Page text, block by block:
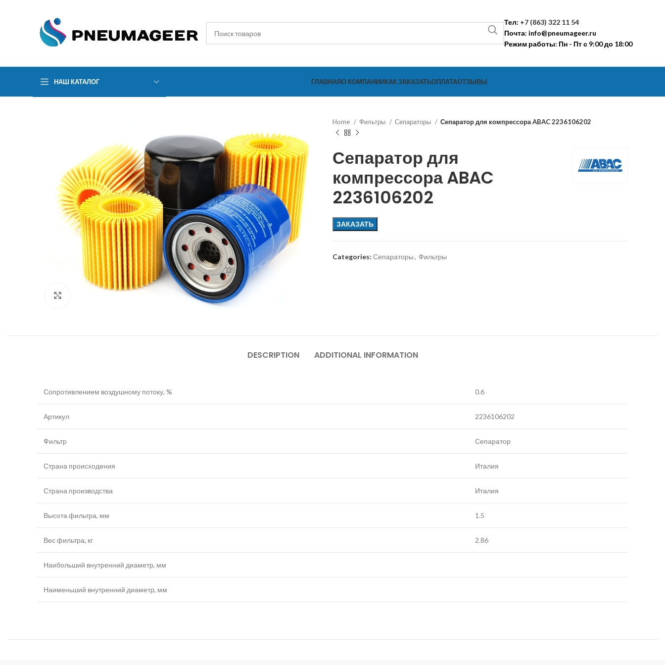
Тел: +7 (863) 322 11 54
Почта: info@pneumageer.ru
Режим работы: Пн - Пт с 9:00 до 18:00
НАШ КАТАЛОГ ГЛАВНАЯО КОМПАНИИКАК ЗАКАЗАТЬОПЛАТАОТЗЫВЫ
Home Фильтры Сепараторы Сепаратор для компрессора ABAC 2236106202
Сепаратор для
компрессора ABAC
2236106202
ЗАКАЗАТЬ
Categories: Сепараторы, Фильтры
DESCRIPTION ADDITIONAL INFORMATION
Сопротивлением воздушному потоку, % 0.6
Артикул 2236106202
Фильтр Сепаратор
Страна происходения Италия
Страна производства Италия
Высота фильтра, мм 1.5
Вес фильтра, кг 2.86
Наибольший внутренний диаметр, мм
Наименьший внутренний диаметр, мм